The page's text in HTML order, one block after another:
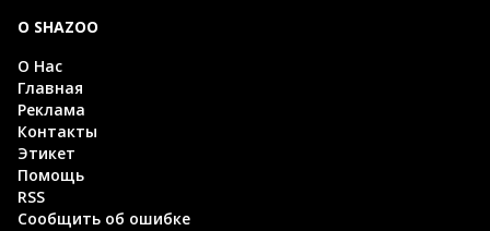
О SHAZOO
О Нас
Главная
Реклама
Контакты
Этикет
Помощь
RSS
Сообщить об ошибке